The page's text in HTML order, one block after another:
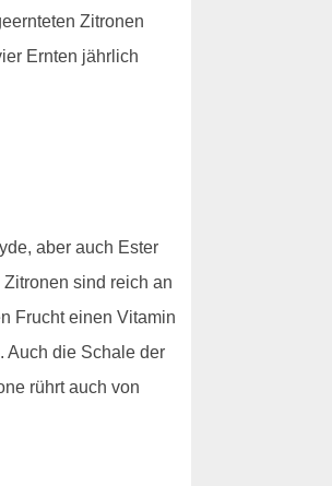
Zitronen
Ernten jährlich
aber auch Ester
sind reich an
Frucht einen Vitamin
Auch die Schale der
rührt auch von